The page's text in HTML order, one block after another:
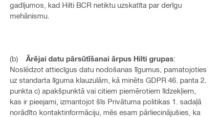
gadījumos, kad Hilti BCR netiktu uzskatīta par derīgu
mehānismu.
(b) Ārējai datu pārsūtīšanai ārpus Hilti grupas:
Noslēdzot attiecīgus datu nodošanas līgumus, pamatojoties
uz standarta līguma klauzulām, kā minēts GDPR 46. panta 2.
punkta c) apakšpunktā vai citiem piemērotiem līdzekļiem,
kas ir pieejami, izmantojot šīs Privātuma politikas 1. sadaļā
norādīto kontaktinformāciju, mēs esam pārliecinājušies, ka